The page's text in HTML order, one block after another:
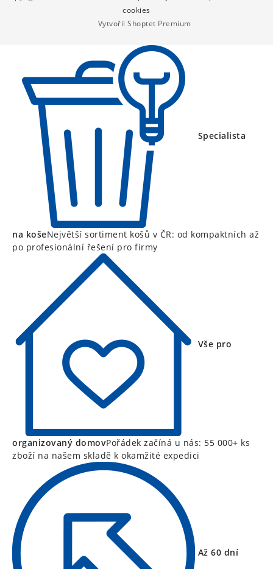
Vytvořil Shoptet Premium
cookies
Specialista
na košeNejvětší sortiment košů v ČR: od kompaktních až
po profesionální řešení pro firmy
Vše pro
organizovaný domovPořádek začíná u nás: 55 000+ ks
zboží na našem skladě k okamžité expedici
Až 60 dní